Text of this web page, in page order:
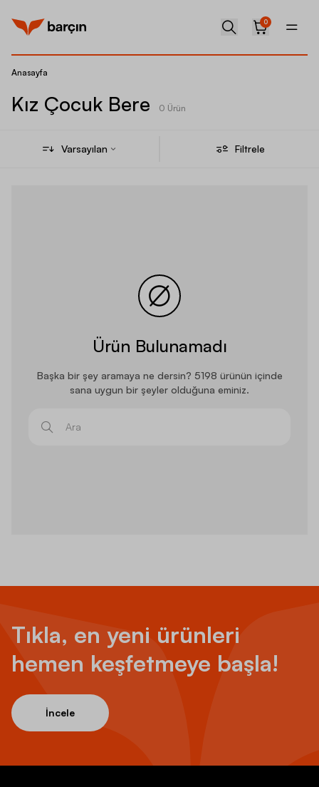
0
Anasayfa
Kız Çocuk Bere 0 Ürün
Varsayılan Filtrele
Ürün Bulunamadı
Başka bir şey aramaya ne dersin? 5198 ürünün içinde
sana uygun bir şeyler olduğuna eminiz.
Ara
Tıkla, en yeni ürünleri
hemen keşfetmeye başla!
İncele